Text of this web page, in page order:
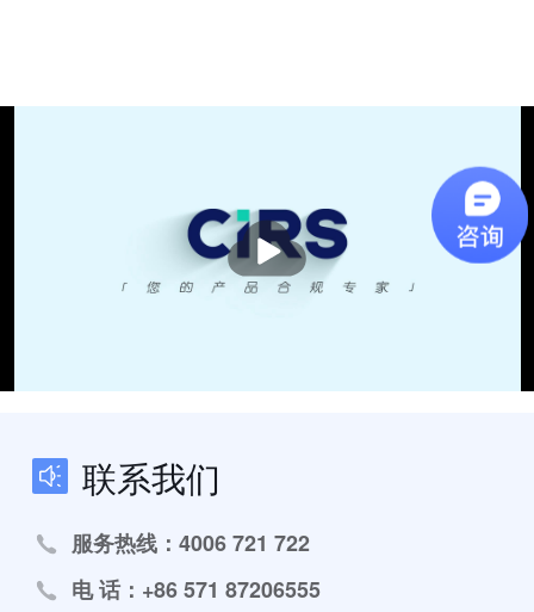
播
放
联系我们
服务热线：4006 721 722
电 话：+86 571 87206555